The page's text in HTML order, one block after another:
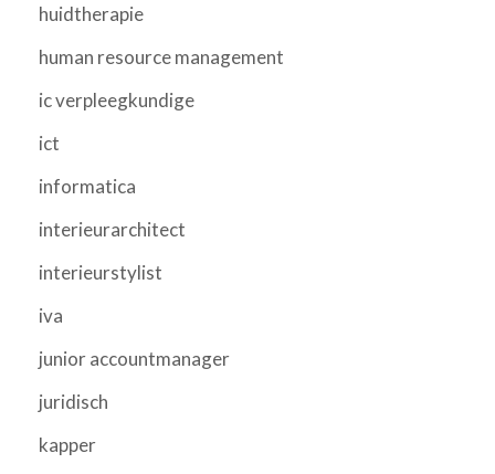
huidtherapie
human resource management
ic verpleegkundige
ict
informatica
interieurarchitect
interieurstylist
iva
junior accountmanager
juridisch
kapper